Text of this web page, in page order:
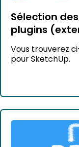
Sélection
plugins
Vous trouverez
pour SketchUp.